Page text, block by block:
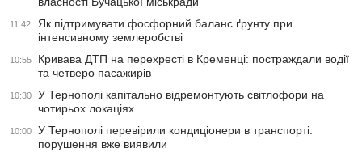
11:42
Як підтримувати фосфорний баланс ґрунту при
інтенсивному землеробстві
10:55
Кривава ДТП на перехресті в Кременці: постраждали водії
та четверо пасажирів
10:30
У Тернополі капітально відремонтують світлофори на
чотирьох локаціях
10:00
У Тернополі перевірили кондиціонери в транспорті:
порушення вже виявили